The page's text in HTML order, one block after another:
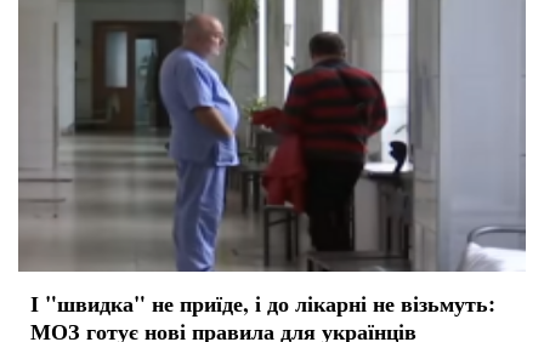
І "швидка" не приїде, і до лікарні не візьмуть:
МОЗ готує нові правила для українців